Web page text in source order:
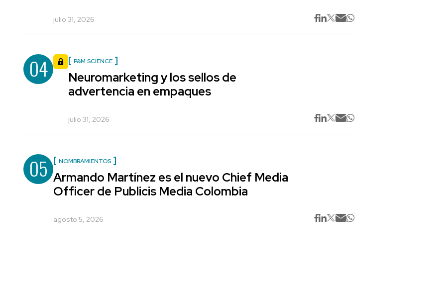
julio 31, 2026
04 P&M SCIENCE
Neuromarketing y los sellos de
advertencia en empaques
julio 31, 2026
05 NOMBRAMIENTOS
Armando Martínez es el nuevo Chief Media
Officer de Publicis Media Colombia
agosto 5, 2026